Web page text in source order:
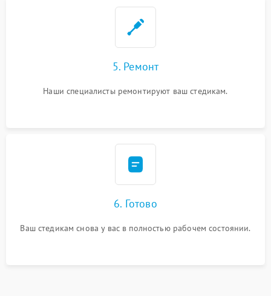
5. Ремонт
Наши специалисты ремонтируют ваш стедикам.
6. Готово
Ваш стедикам снова у вас в полностью рабочем состоянии.